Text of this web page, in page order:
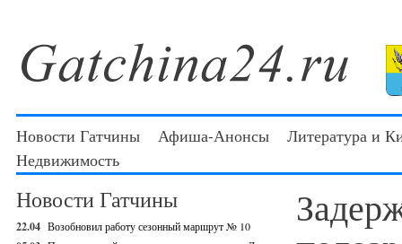
Новости Гатчины Афиша-Анонсы
Литература и
Недвижимость
Новости Гатчины
22.04 Возобновил работу сезонный маршрут № 10